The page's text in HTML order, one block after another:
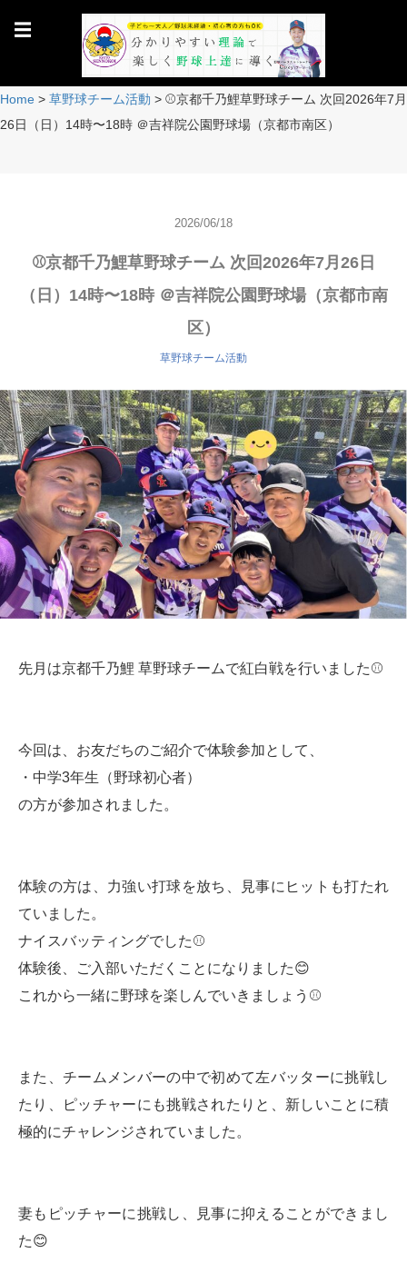
☰
Home > 草野球チーム活動 > ⚾️京都千乃鯉草野球チーム 次回2026年7月
26日（日）14時〜18時 ＠吉祥院公園野球場（京都市南区）
2026/06/18
⚾️京都千乃鯉草野球チーム 次回2026年7月26日
（日）14時〜18時 ＠吉祥院公園野球場（京都市南
区）
草野球チーム活動
先月は京都千乃鯉 草野球チームで紅白戦を行いました⚾️
今回は、お友だちのご紹介で体験参加として、
・中学3年生（野球初心者）
の方が参加されました。
体験の方は、力強い打球を放ち、見事にヒットも打たれ
ていました。
ナイスバッティングでした⚾️
体験後、ご入部いただくことになりました😊
これから一緒に野球を楽しんでいきましょう⚾️
また、チームメンバーの中で初めて左バッターに挑戦し
たり、ピッチャーにも挑戦されたりと、新しいことに積
極的にチャレンジされていました。
妻もピッチャーに挑戦し、見事に抑えることができまし
た😊